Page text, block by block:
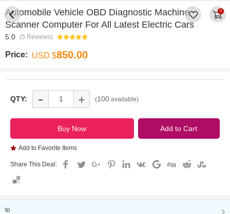
0
Automobile Vehicle OBD Diagnostic Machine
Scanner Computer For All Latest Electric Cars
5.0 (5 Reviews)
Price: USD $850.00
QTY: - + (100 available)
Add to Favorite Items
Share This Deal:
to